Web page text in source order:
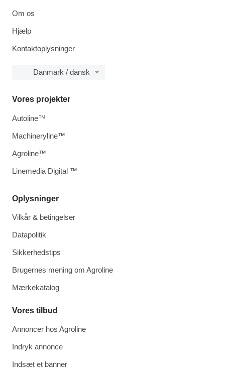
Om os
Hjælp
Kontaktoplysninger
Danmark / dansk
Oplysninger
Vilkår & betingelser
Datapolitik
Sikkerhedstips
Brugernes mening om Agroline
Mærkekatalog
Vores tilbud
Annoncer hos Agroline
Indryk annonce
Indsæt et banner
Vores projekter
Autoline™
Machineryline™
Agroline™
Linemedia Digital ™